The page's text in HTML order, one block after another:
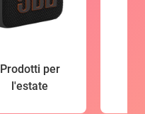
Prodotti per
l'estate